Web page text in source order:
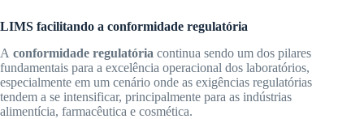
LIMS facilitando a conformidade regulatória
A conformidade regulatória continua sendo um dos pilares
fundamentais para a excelência operacional dos laboratórios,
especialmente em um cenário onde as exigências regulatórias
tendem a se intensificar, principalmente para as indústrias
alimentícia, farmacêutica e cosmética.